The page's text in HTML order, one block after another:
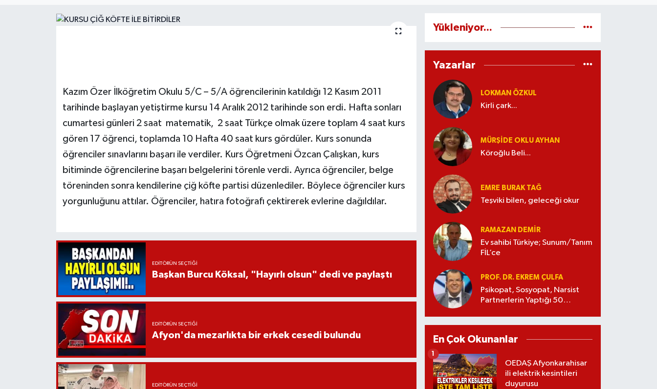
Kazım Özer İlköğretim Okulu 5/C – 5/A öğrencilerinin katıldığı 12 Kasım 2011
tarihinde başlayan yetiştirme kursu 14 Aralık 2012 tarihinde son erdi. Hafta sonları
cumartesi günleri 2 saat matematik, 2 saat Türkçe olmak üzere toplam 4 saat kurs
gören 17 öğrenci, toplamda 10 Hafta 40 saat kurs gördüler. Kurs sonunda
öğrenciler sınavlarını başarı ile verdiler. Kurs Öğretmeni Özcan Çalışkan, kurs
bitiminde öğrencilerine başarı belgelerini törenle verdi. Ayrıca öğrenciler, belge
töreninden sonra kendilerine çiğ köfte partisi düzenlediler. Böylece öğrenciler kurs
yorgunluğunu attılar. Öğrenciler, hatıra fotoğrafı çektirerek evlerine dağıldılar.
EDITÖRÜN SEÇTIĞI
Başkan Burcu Köksal, "Hayırlı olsun" dedi ve paylaştı
EDITÖRÜN SEÇTIĞI
Afyon'da mezarlıkta bir erkek cesedi bulundu
EDITÖRÜN SEÇTIĞI
Yükleniyor...
Yazarlar
LOKMAN ÖZKUL
Kirli çark...
MÜRŞIDE OKLU AYHAN
Köroğlu Beli...
EMRE BURAK TAĞ
Teşviki bilen, geleceği okur
RAMAZAN DEMİR
Ev sahibi Türkiye; Sunum/Tanım
FİL’ce
PROF. DR. EKREM ÇULFA
Psikopat, Sosyopat, Narsist
Partnerlerin Yaptığı 50
En Çok Okunanlar
OEDAŞ Afyonkarahisar
ili elektrik kesintileri
duyurusu
1
Magazin